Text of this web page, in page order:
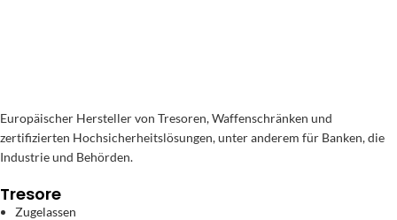
Europäischer Hersteller von Tresoren, Waffenschränken und
zertifizierten Hochsicherheitslösungen, unter anderem für Banken, die
Industrie und Behörden.
Tresore
Zugelassen